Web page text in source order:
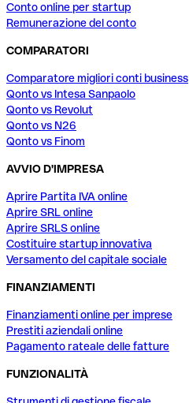
Conto online per startup
Remunerazione del conto
COMPARATORI
Comparatore migliori conti business
Qonto vs Intesa Sanpaolo
Qonto vs Revolut
Qonto vs N26
Qonto vs Finom
AVVIO D'IMPRESA
Aprire Partita IVA online
Aprire SRL online
Aprire SRLS online
Costituire startup innovativa
Versamento del capitale sociale
FINANZIAMENTI
Finanziamenti online per imprese
Prestiti aziendali online
Pagamento rateale delle fatture
FUNZIONALITÀ